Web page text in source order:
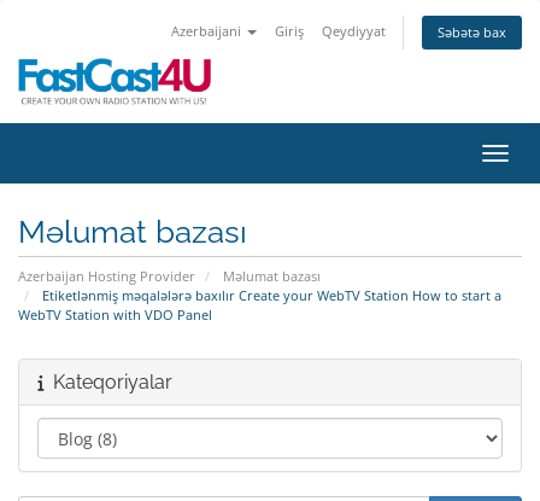
Azerbaijani Giriş Qeydiyyat Səbətə bax
Məlumat bazası
Azerbaijan Hosting Provider
Məlumat bazası
Etiketlənmiş məqalələrə baxılır Create your WebTV Station How to start a
WebTV Station with VDO Panel
Kateqoriyalar